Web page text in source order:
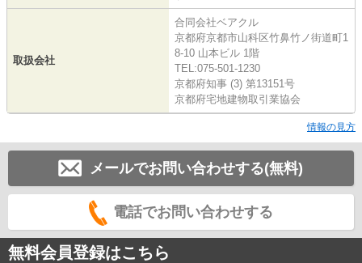
取扱会社
合同会社ベアクル
京都府京都市山科区竹鼻竹ノ街道町1
8-10 山本ビル 1階
TEL:075-501-1230
京都府知事 (3) 第13151号
京都府宅地建物取引業協会
情報の見方
メールでお問い合わせする(無料)
電話でお問い合わせする
無料会員登録はこちら